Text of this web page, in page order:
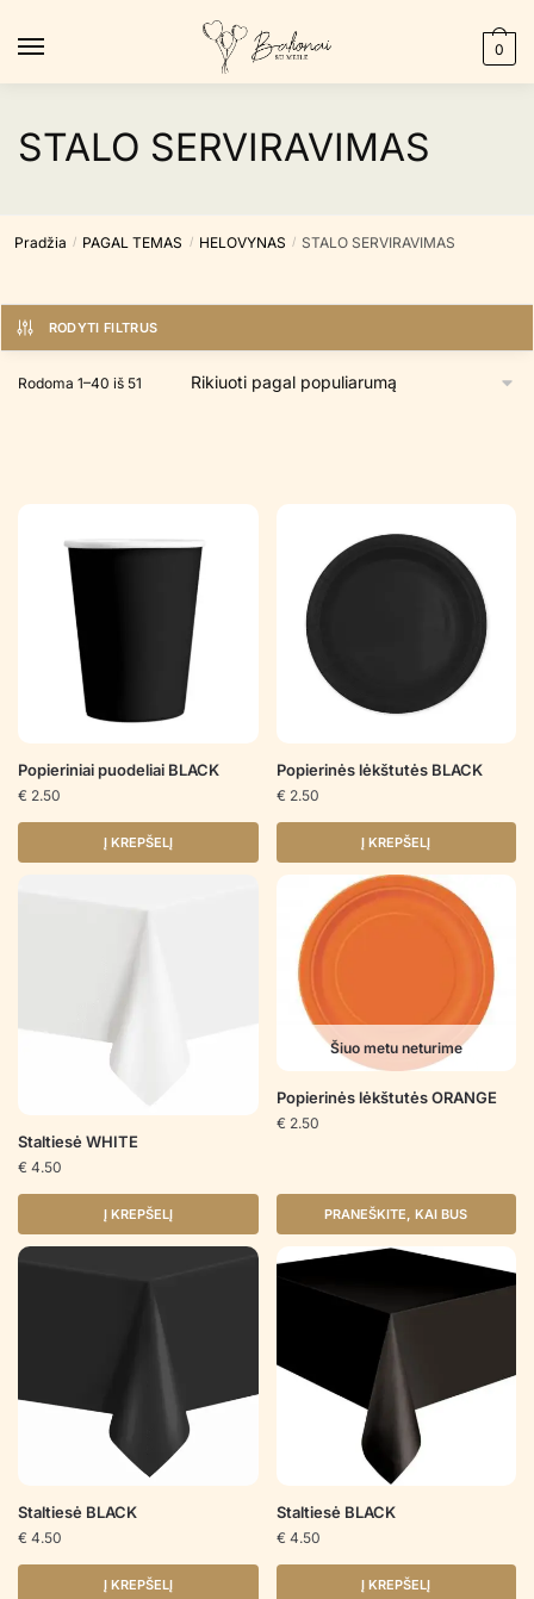
0
STALO SERVIRAVIMAS
Pradžia / PAGAL TEMAS / HELOVYNAS / STALO SERVIRAVIMAS
RODYTI FILTRUS
Rodoma 1–40 iš 51 Rūšiuojama
Popieriniai puodeliai BLACK
€ 2.50
Į KREPŠELĮ
Popierinės lėkštutės BLACK
€ 2.50
Į KREPŠELĮ
Staltiesė WHITE
€ 4.50
Į KREPŠELĮ
Šiuo metu neturime
Popierinės lėkštutės ORANGE
€ 2.50
PRANEŠKITE, KAI BUS
Staltiesė BLACK
€ 4.50
Į KREPŠELĮ
Staltiesė BLACK
€ 4.50
Į KREPŠELĮ